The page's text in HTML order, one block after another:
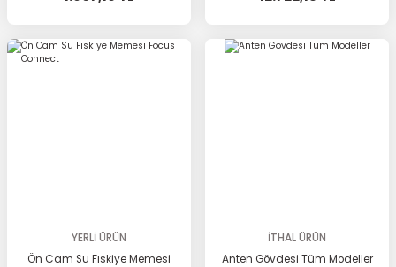
YERLİ ÜRÜN
Ön Cam Su Fıskiye Memesi
İTHAL ÜRÜN
Anten Gövdesi Tüm Modeller